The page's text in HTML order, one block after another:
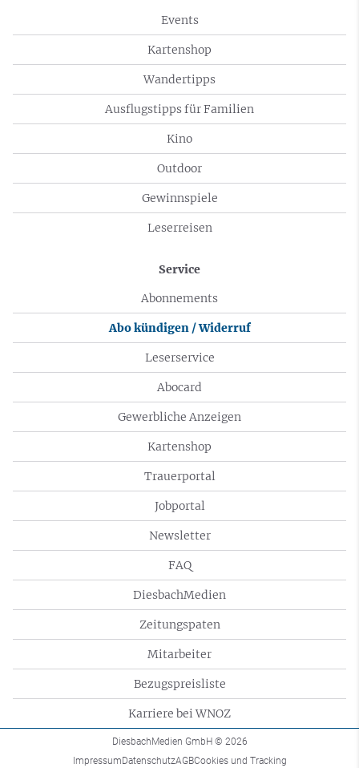
Events
Kartenshop
Wandertipps
Ausflugstipps für Familien
Kino
Outdoor
Gewinnspiele
Leserreisen
Service
Abonnements
Abo kündigen / Widerruf
Leserservice
Abocard
Gewerbliche Anzeigen
Kartenshop
Trauerportal
Jobportal
Newsletter
FAQ
DiesbachMedien
Zeitungspaten
Mitarbeiter
Bezugspreisliste
Karriere bei WNOZ
DiesbachMedien GmbH © 2026
ImpressumDatenschutzAGBCookies und Tracking